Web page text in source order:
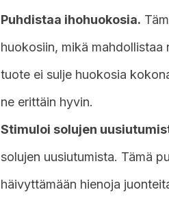
Puhdistaa ihohuokosia.
huokosiin, mikä mahdollistaa
tuote ei sulje huokosia
ne erittäin hyvin.
Stimuloi solujen
solujen uusiutumista. Tämä
häivyttämään hienoja